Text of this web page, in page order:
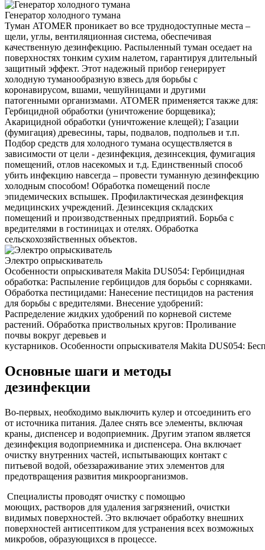
Генератор холодного тумана
Туман ATOMER проникает во все труднодоступные места –
щели, углы, вентиляционная система, обеспечивая
качественную дезинфекцию. Распыленный туман оседает на
поверхностях тонким сухим налетом, гарантируя длительный
защитный эффект. Этот надежный прибор генерирует
холодную туманообразную взвесь для борьбы с
коронавирусом, вшами, чешуйницами и другими
патогенными организмами. ATOMER применяется также для:
Гербицидной обработки (уничтожение борщевика);
Акарицидной обработки (уничтожение клещей); Газации
(фумигация) древесины, тары, подвалов, подпольев и т.п.
Подбор средств для холодного тумана осуществляется в
зависимости от цели - дезинфекция, дезинсекция, фумигация
помещений, отлов насекомых и т.д. Единственный способ
убить инфекцию навсегда – провести туманную дезинфекцию
холодным способом! Обработка помещений после
эпидемических вспышек. Профилактическая дезинфекция
медицинских учреждений. Дезинсекция складских
помещений и производственных предприятий. Борьба с
вредителями в гостиницах и отелях. Обработка
сельскохозяйственных объектов.
Электро опрыскиватель
Особенности опрыскивателя Makita DUS054: Гербицидная
обработка: Распыление гербицидов для борьбы с сорняками.
Обработка пестицидами: Нанесение пестицидов на растения
для борьбы с вредителями. Внесение удобрений:
Распределение жидких удобрений по корневой системе
растений. Обработка приствольных кругов: Проливание
почвы вокруг деревьев и
кустарников. Особенности опрыскивателя Makita DUS054:
Основные шаги и методы
дезинфекции
Во-первых, необходимо выключить кулер и отсоединить его
от источника питания. Далее снять все элементы, включая
краны, диспенсер и водоприемник. Другим этапом является
дезинфекция водоприемника и диспенсера. Она включает
очистку внутренних частей, испытывающих контакт с
питьевой водой, обеззараживание этих элементов для
предотвращения развития микроорганизмов.
Специалисты проводят очистку с помощью
моющих, растворов для удаления загрязнений, очистки
видимых поверхностей. Это включает обработку внешних
поверхностей антисептиком для устранения всех возможных
микробов, образующихся в процессе.